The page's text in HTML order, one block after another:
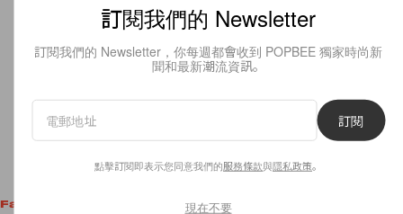
Fashion
訂閱我們的 Newsletter
訂閱我們的 Newsletter，你每週都會收到 POPBEE 獨家時尚新
聞和最新潮流資訊。
訂閱
點擊訂閱即表示您同意我們的服務條款與隱私政策。
現在不要